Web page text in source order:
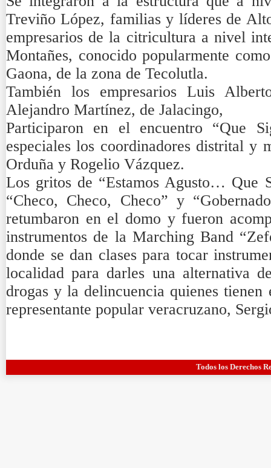
Treviño López, familias y líderes de
empresarios de la citricultura a nivel
Montañes, conocido popularmente
Gaona, de la zona de Tecolutla.
También los empresarios Luis
Alejandro Martínez, de Jalacingo,
Participaron en el encuentro “Que
especiales los coordinadores distrital y
Orduña y Rogelio Vázquez.
Los gritos de “Estamos Agusto… Que
“Checo, Checo, Checo” y
retumbaron en el domo y fueron
instrumentos de la Marching Band
donde se dan clases para tocar
localidad para darles una alternativa
drogas y la delincuencia quienes
representante popular veracruzano,
Todos los Derechos